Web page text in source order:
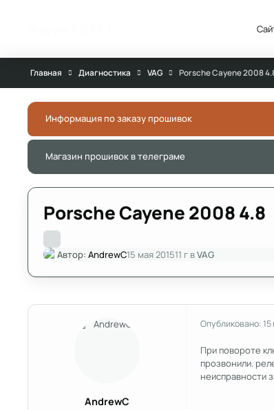
Главная Диагностика VAG Porsche Cayene 2008
Информация по заказу прошивок
Магазин прошивок в телеграме
Porsche Cayene 2008 4.8
Автор: AndrewC15 мая 201511 гвVAG
AndrewC
Опубликовано:15
При повороте
прозвонили.
неисправности